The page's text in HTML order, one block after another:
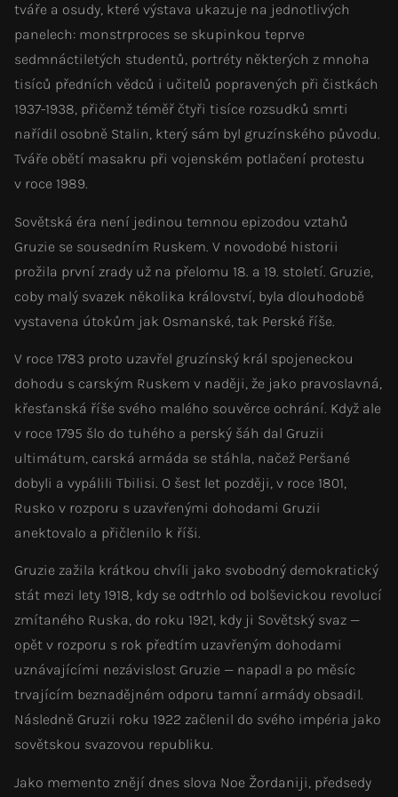
tváře a osudy, které výstava ukazuje na jednotlivých
panelech: monstrproces se skupinkou teprve
sedmnáctiletých studentů, portréty některých z mnoha
tisíců předních vědců i učitelů popravených při čistkách
1937-1938, přičemž téměř čtyři tisíce rozsudků smrti
nařídil osobně Stalin, který sám byl gruzínského původu.
Tváře obětí masakru při vojenském potlačení protestu
v roce 1989.
Sovětská éra není jedinou temnou epizodou vztahů
Gruzie se sousedním Ruskem. V novodobé historii
prožila první zrady už na přelomu 18. a 19. století. Gruzie,
coby malý svazek několika království, byla dlouhodobě
vystavena útokům jak Osmanské, tak Perské říše.
V roce 1783 proto uzavřel gruzínský král spojeneckou
dohodu s carským Ruskem v naději, že jako pravoslavná,
křesťanská říše svého malého souvěrce ochrání. Když ale
v roce 1795 šlo do tuhého a perský šáh dal Gruzii
ultimátum, carská armáda se stáhla, načež Peršané
dobyli a vypálili Tbilisi. O šest let později, v roce 1801,
Rusko v rozporu s uzavřenými dohodami Gruzii
anektovalo a přičlenilo k říši.
Gruzie zažila krátkou chvíli jako svobodný demokratický
stát mezi lety 1918, kdy se odtrhlo od bolševickou revolucí
zmítaného Ruska, do roku 1921, kdy ji Sovětský svaz —
opět v rozporu s rok předtím uzavřeným dohodami
uznávajícími nezávislost Gruzie — napadl a po měsíc
trvajícím beznadějném odporu tamní armády obsadil.
Následně Gruzii roku 1922 začlenil do svého impéria jako
sovětskou svazovou republiku.
Jako memento znějí dnes slova Noe Žordaniji, předsedy